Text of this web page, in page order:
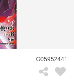
G05952441